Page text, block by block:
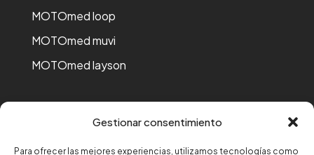
Gestionar consentimiento
Para ofrecer las mejores experiencias, utilizamos tecnologías como
MOTOmed loop
MOTOmed muvi
MOTOmed layson